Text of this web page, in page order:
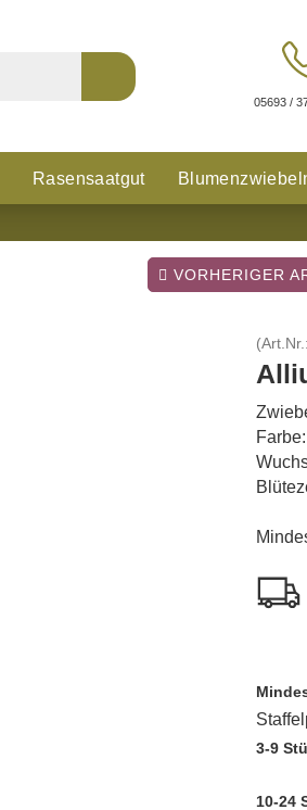
05693 /
Rasensaatgut
VORHERIGER
3-9
10-24